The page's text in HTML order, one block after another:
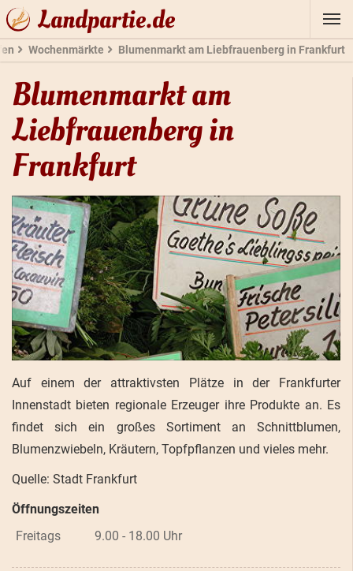
Landpartie.de
Wochenmärkte Blumenmarkt am Liebfrauenberg in Frankfurt
Blumenmarkt am
Liebfrauenberg in
Frankfurt
Auf einem der attraktivsten Plätze in der Frankfurter
Innenstadt bieten regionale Erzeuger ihre Produkte an. Es
findet sich ein großes Sortiment an Schnittblumen,
Blumenzwiebeln, Kräutern, Topfpflanzen und vieles mehr.
Quelle: Stadt Frankfurt
Öffnungszeiten
Freitags
9.00 - 18.00 Uhr